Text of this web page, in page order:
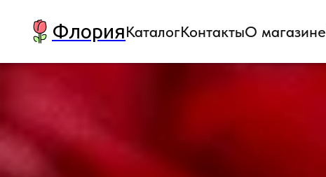
ФлорияКаталогКонтактыО магазине